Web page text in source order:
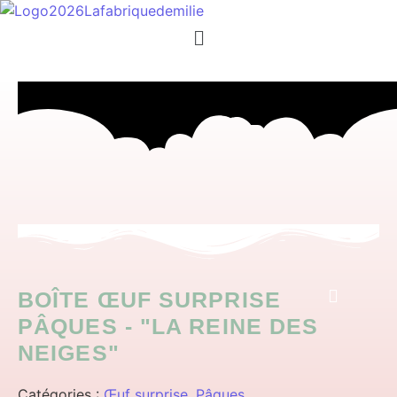
Menu
BOÎTE ŒUF SURPRISE
PÂQUES - "LA REINE DES
NEIGES"